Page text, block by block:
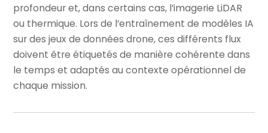
profondeur et, dans certains cas, l’imagerie LiDAR
ou thermique. Lors de l’entraînement de modèles IA
sur des jeux de données drone, ces différents flux
doivent être étiquetés de manière cohérente dans
le temps et adaptés au contexte opérationnel de
chaque mission.